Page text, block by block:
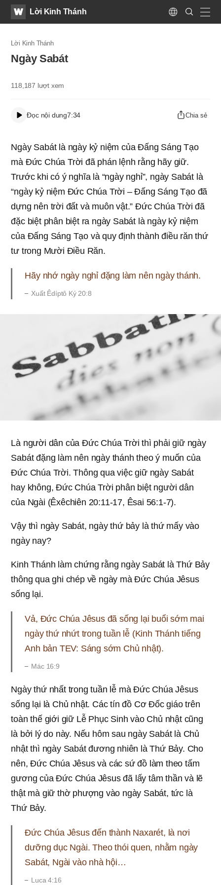
WATVLời Kinh Thánh
Language
Search
Submit
Lời Kinh Thánh
Ngày Sabát
118,187 lượt xem
Đọc nội dung7:34 Chia sẻ
Ngày Sabát là ngày kỷ niệm của Đấng Sáng Tạo
mà Đức Chúa Trời đã phán lệnh rằng hãy giữ.
Trước khi có ý nghĩa là “ngày nghỉ”, ngày Sabát là
“ngày kỷ niệm Đức Chúa Trời – Đấng Sáng Tạo đã
dựng nên trời đất và muôn vật.” Ðức Chúa Trời đã
đặc biệt phân biệt ra ngày Sabát là ngày kỷ niệm
của Đấng Sáng Tạo và quy định thành điều răn thứ
tư trong Mười Điều Răn.
Hãy nhớ ngày nghỉ đặng làm nên ngày thánh.
Xuất Êdíptô Ký 20:8
Là người dân của Ðức Chúa Trời thì phải giữ ngày
Sabát đặng làm nên ngày thánh theo ý muốn của
Đức Chúa Trời. Thông qua việc giữ ngày Sabát
hay không, Đức Chúa Trời phân biệt người dân
của Ngài (Êxêchiên 20:11-17, Êsai 56:1-7).
Vậy thì ngày Sabát, ngày thứ bảy là thứ mấy vào
ngày nay?
Kinh Thánh làm chứng rằng ngày Sabát là Thứ Bảy
thông qua ghi chép về ngày mà Đức Chúa Jêsus
sống lại.
Vả, Đức Chúa Jêsus đã sống lại buổi sớm mai
ngày thứ nhứt trong tuần lễ (Kinh Thánh tiếng
Anh bản TEV: Sáng sớm Chủ nhật).
Mác 16:9
Ngày thứ nhất trong tuần lễ mà Đức Chúa Jêsus
sống lại là Chủ nhật. Các tín đồ Cơ Đốc giáo trên
toàn thế giới giữ Lễ Phục Sinh vào Chủ nhật cũng
là bởi lý do này. Nếu hôm sau ngày Sabát là Chủ
nhật thì ngày Sabát đương nhiên là Thứ Bảy. Cho
nên, Đức Chúa Jêsus và các sứ đồ làm theo tấm
gương của Đức Chúa Jêsus đã lấy tâm thần và lẽ
thật mà giữ thờ phượng vào ngày Sabát, tức là
Thứ Bảy.
Đức Chúa Jêsus đến thành Naxarét, là nơi
dưỡng dục Ngài. Theo thói quen, nhằm ngày
Sabát, Ngài vào nhà hội…
Luca 4:16